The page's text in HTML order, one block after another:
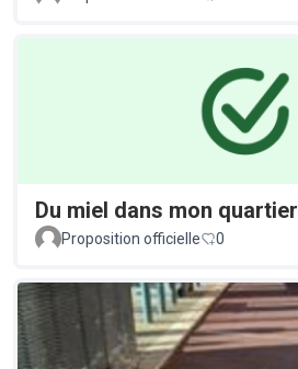
Du miel dans mon quartier
Proposition officielle
0